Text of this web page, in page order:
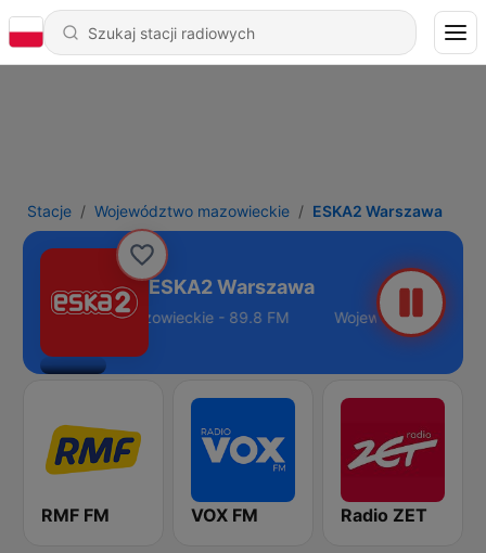
Stacje Województwo mazowieckie ESKA2 Warszawa
ESKA2 Warszawa
Województwo mazowieckie - 89.8 FM
RMF FM VOX FM Radio ZET